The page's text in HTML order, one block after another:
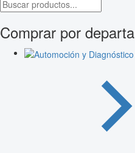
Comprar por